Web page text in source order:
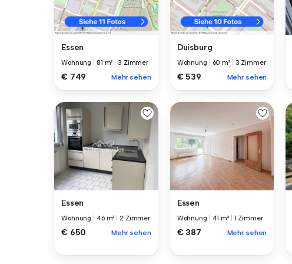
Essen
Wohnung 81 m² |3 Zimmer
€ 749 Mehr sehen
Duisburg
Wohnung 60 m² 3 Zimmer
€ 539 Mehr sehen
Essen
Wohnung 46 m² |2 Zimmer
€ 650 Mehr sehen
Essen
Wohnung 41 m² 1 Zimmer
€ 387 Mehr sehen